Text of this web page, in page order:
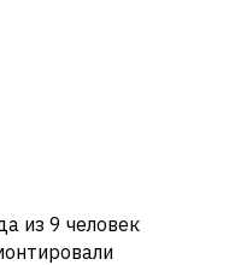
из 9 человек